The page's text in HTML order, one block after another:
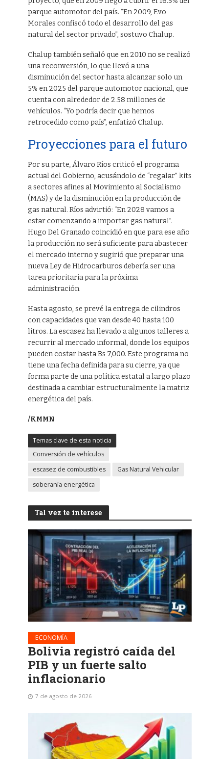
parque automotor del país. “En 2009, Evo
Morales confiscó todo el desarrollo del gas
natural del sector privado”, sostuvo Chalup.
Chalup también señaló que en 2010 no se realizó
una reconversión, lo que llevó a una
disminución del sector hasta alcanzar solo un
5% en 2025 del parque automotor nacional, que
cuenta con alrededor de 2.58 millones de
vehículos. “Yo podría decir que hemos
retrocedido como país”, enfatizó Chalup.
Proyecciones para el futuro
Por su parte, Álvaro Ríos criticó el programa
actual del Gobierno, acusándolo de “regalar” kits
a sectores afines al Movimiento al Socialismo
(MAS) y de la disminución en la producción de
gas natural. Ríos advirtió: “En 2028 vamos a
estar comenzando a importar gas natural”.
Hugo Del Granado coincidió en que para ese año
la producción no será suficiente para abastecer
el mercado interno y sugirió que preparar una
nueva Ley de Hidrocarburos debería ser una
tarea prioritaria para la próxima
administración.
Hasta agosto, se prevé la entrega de cilindros
con capacidades que van desde 40 hasta 100
litros. La escasez ha llevado a algunos talleres a
recurrir al mercado informal, donde los equipos
pueden costar hasta Bs 7,000. Este programa no
tiene una fecha definida para su cierre, ya que
forma parte de una política estatal a largo plazo
destinada a cambiar estructuralmente la matriz
energética del país.
/KMMN
Temas clave de esta noticia
Conversión de vehículos
escasez de combustibles
Gas Natural Vehicular
soberanía energética
Tal vez te interese
ECONOMÍA
Bolivia registró caída del
PIB y un fuerte salto
inflacionario
7 de agosto de 2026